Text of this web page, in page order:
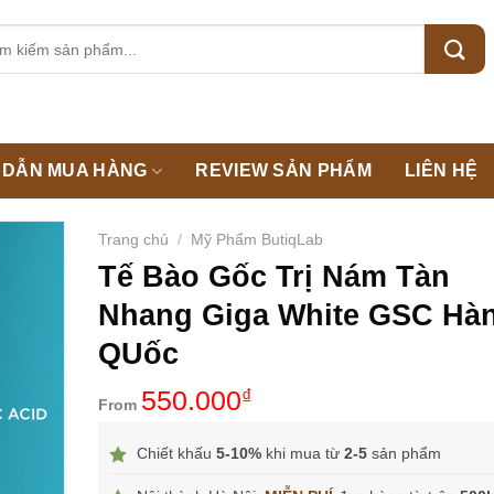
MUA HÀNG REVIEW SẢN PHẨM LIÊN HỆ
Trang chủ / Mỹ Phẩm ButiqLab
Tế Bào Gốc Trị Nám Tàn
Nhang Giga White GSC
QUốc
From 550.000₫
Chiết khấu 5-10% khi mua từ 2-5 sản phẩm